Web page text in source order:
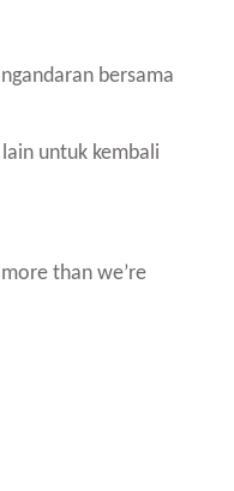
bersama
untuk kembali
than we’re